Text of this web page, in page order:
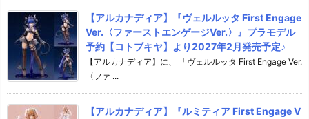
【アルカナディア】『ヴェルルッタ First Engage
Ver.〈ファーストエンゲージVer.〉』プラモデル
予約【コトブキヤ】より2027年2月発売予定♪
【アルカナディア】に、 「ヴェルルッタ First Engage Ver.
〈ファ ...
【アルカナディア】『ルミティア First Engage V